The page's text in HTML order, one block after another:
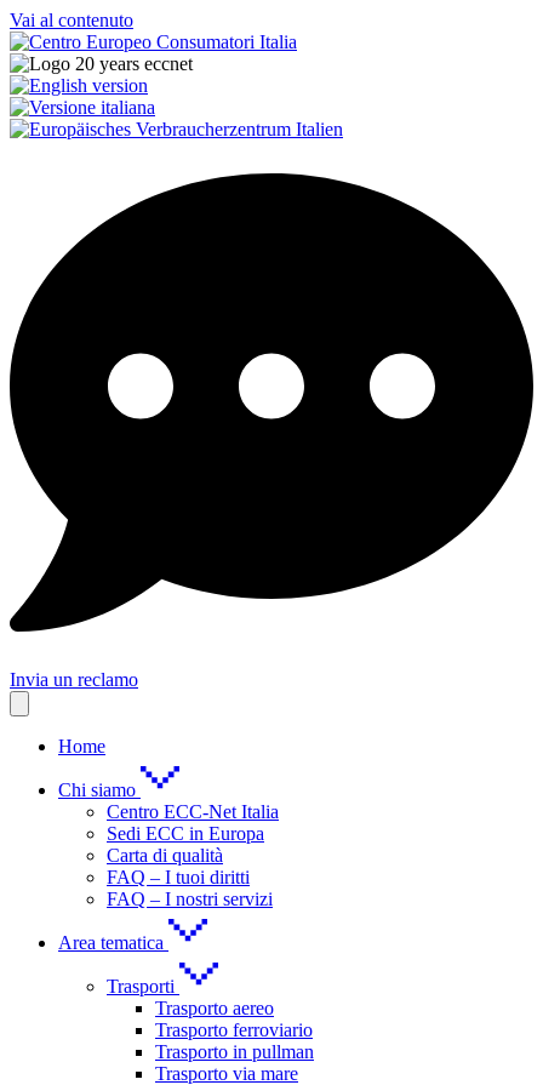
Vai al contenuto
Invia un reclamo
Home
Chi siamo
Centro ECC-Net Italia
Sedi ECC in Europa
Carta di qualità
FAQ – I tuoi diritti
FAQ – I nostri servizi
Area tematica
Trasporti
Trasporto aereo
Trasporto ferroviario
Trasporto in pullman
Trasporto via mare